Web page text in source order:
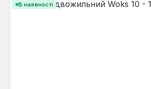
В наявності